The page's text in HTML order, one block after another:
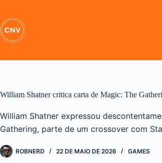
o
conteúdo
William Shatner critica carta de Magic: The
William Shatner expressou
Gathering, parte de um crossover com
ROBNERD 22 DE MAIO DE 2026 GAMES